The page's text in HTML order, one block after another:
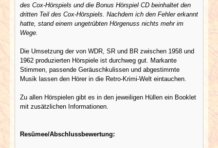
des Cox-Hörspiels und die Bonus Hörspiel CD beinhaltet den
dritten Teil des Cox-Hörspiels. Nachdem ich den Fehler erkannt
hatte, stand einem ungetrübten Hörgenuss nichts mehr im
Wege.
Die Umsetzung der von WDR, SR und BR zwischen 1958 und
1962 produzierten Hörspiele ist durchweg gut. Markante
Stimmen, passende Geräuschkulissen und abgestimmte
Musik lassen den Hörer in die Retro-Krimi-Welt eintauchen.
Zu allen Hörspielen gibt es in den jeweiligen Hüllen ein Booklet
mit zusätzlichen Informationen.
Resümee/Abschlussbewertung: